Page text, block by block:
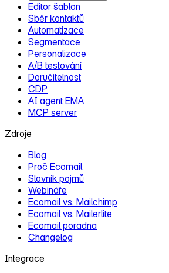
Editor šablon
Sběr kontaktů
Automatizace
Segmentace
Personalizace
A/B testování
Doručitelnost
CDP
AI agent EMA
MCP server
Zdroje
Blog
Proč Ecomail
Slovník pojmů
Webináře
Ecomail vs. Mailchimp
Ecomail vs. Mailerlite
Ecomail poradna
Changelog
Integrace